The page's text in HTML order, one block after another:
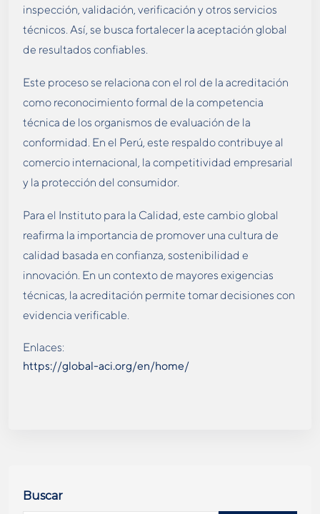
inspección, validación, verificación y otros servicios
técnicos. Así, se busca fortalecer la aceptación global
de resultados confiables.
Este proceso se relaciona con el rol de la acreditación
como reconocimiento formal de la competencia
técnica de los organismos de evaluación de la
conformidad. En el Perú, este respaldo contribuye al
comercio internacional, la competitividad empresarial
y la protección del consumidor
Para el Instituto para la Calidad, este cambio global
reafirma la importancia de promover una cultura de
calidad basada en confianza, sostenibilidad e
innovación. En un contexto de mayores exigencias
técnicas, la acreditación permite tomar decisiones con
evidencia verificable.
Enlaces:
https://global-aci.org/en/home/
Buscar